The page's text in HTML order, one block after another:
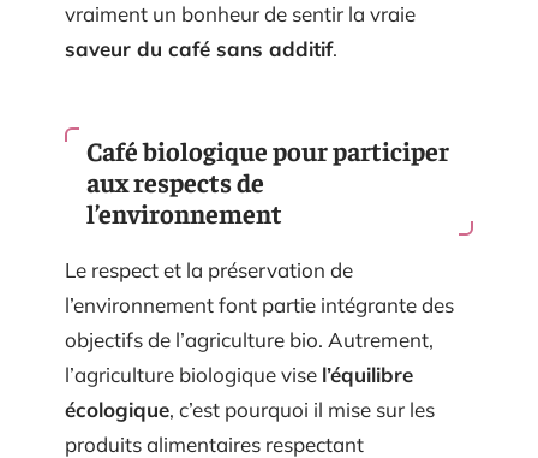
vraiment un bonheur de sentir la vraie
saveur du café sans additif.
Café biologique pour participer
aux respects de
l’environnement
Le respect et la préservation de
l’environnement font partie intégrante des
objectifs de l’agriculture bio. Autrement,
l’agriculture biologique vise l’équilibre
écologique, c’est pourquoi il mise sur les
produits alimentaires respectant